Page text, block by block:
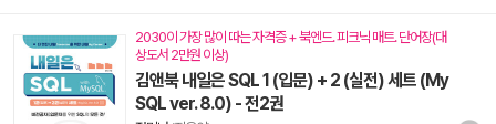
2030이 가장 많이 따는 자격증 + 북엔드. 피크닉 매트. 단어장(대
상도서 2만원 이상)
김앤북 내일은 SQL 1 (입문) + 2 (실전) 세트 (My
SQL ver. 8.0) - 전2권